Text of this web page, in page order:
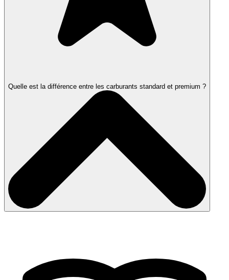
Quelle est la différence entre les carburants standard et premium ?